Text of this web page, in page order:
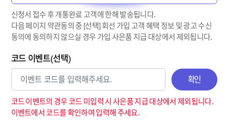
신청서 접수 후 개통완료 고객에 한해 발송됩니다.
다음 페이지 약관동의 중 [선택] 회선 가입 고객 혜택 정보 및 광고 수신
동의에 동의하지 않으실 경우 가입 사은품 지급 대상에서 제외됩니다.
코드 이벤트(선택)
확인
코드 이벤트의 경우 코드 미입력 시 사은품 지급 대상에서 제외됩니다.
이벤트에서 코드를 확인하여 입력해 주세요.